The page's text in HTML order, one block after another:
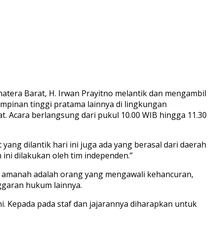
Barat, H. Irwan Prayitno melantik dan mengambil
tinggi pratama lainnya di lingkungan
Acara berlangsung dari pukul 10.00 WIB hingga 11.30
dilantik hari ini juga ada yang berasal dari daerah
dilakukan oleh tim independen.”
adalah orang yang mengawali kehancuran,
hukum lainnya.
Kepada pada staf dan jajarannya diharapkan untuk